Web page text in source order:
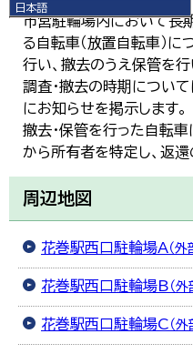
日本語
日本語
English
한국어
简体中文
繁體中文
市営駐輪場内において長
る自転車（放置自転車）に
行い、撤去のうえ保管を行
調査・撤去の時期につい
にお知らせを掲示します。
撤去・保管を行った自転
から所有者を特定し、返還
周辺地図
花巻駅西口駐輪場A （外
花巻駅西口駐輪場B （
花巻駅西口駐輪場C （